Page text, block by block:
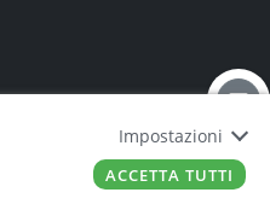
00221490238
Impostazioni
ACCETTA TUTTI